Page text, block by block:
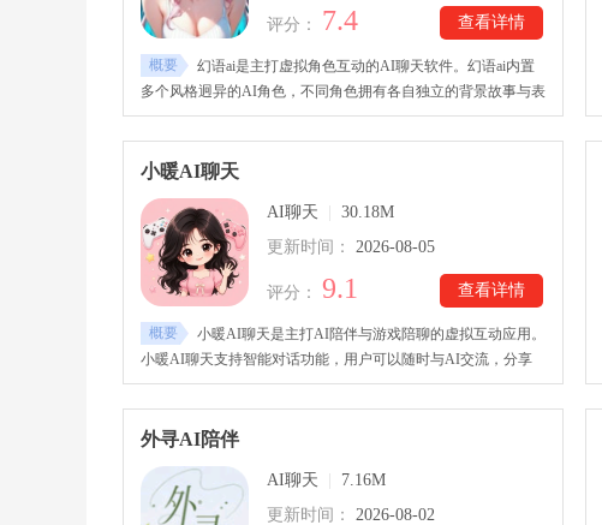
查看详情
评分： 7.4
概要
幻语ai是主打虚拟角色互动的AI聊天软件。幻语ai内置
多个风格迥异的AI角色，不同角色拥有各自独立的背景故事与表
达方式，用户能够体验不同风格的聊天内容。幻语ai支持多种聊
天方式，包括文字消息、图片、语音等多种互动形式，AI会根据
角色设定与聊天内容做回应，带来更真实、有代入感的互动体
小暖AI聊天
AI聊天
30.18M
更新时间：
2026-08-05
查看详情
评分： 9.1
概要
小暖AI聊天是主打AI陪伴与游戏陪聊的虚拟互动应用。
小暖AI聊天支持智能对话功能，用户可以随时与AI交流，分享
烦恼、兴趣爱好及生活中的各种小事。小暖AI聊天特别加入游戏
陪聊模式，在玩手游时，可以开启语音互动功能，让AI成为游戏
中的语音搭档，进行实时聊天互动。软件也提供睡前故事、轻音
外寻AI陪伴
AI聊天
7.16M
更新时间：
2026-08-02